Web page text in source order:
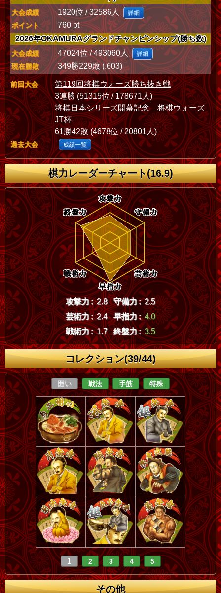
大会成績 1920位 / 32586人 詳細
ポイント
760 pt
2026年OKAMURAグランドチャンピンシップ(勝ち数)
大会成績 47024位 / 493060人 詳細
現在勝敗 349勝229敗 (.603)
前回大会
第119回将棋ウォーズ勝ち抜き戦
3連勝 (51315位 / 178671人)
将棋日本シリーズ開幕記念 将棋ウォーズ
JT杯
61勝42敗 (4678位 / 20801人)
過去大会 成績一覧
棋力レーダーチャート(16.9)
攻撃力 : 2.8 守備力 : 2.5
芸術力 : 2.4 早指力 : 4.0
戦術力 : 1.7 終盤力 : 3.5
コレクション(39/44)
囲い 戦法 手筋 特殊
1 2 3 4 5
その他